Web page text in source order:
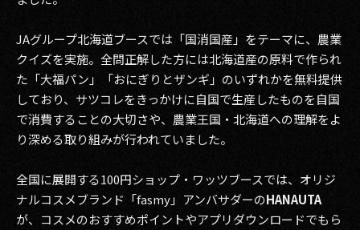
JAグループ北海道ブースでは「国消国産」をテーマに、農業
クイズを実施。全問正解した方には北海道産の原料で作られ
た「大福パン」「おにぎりとザンギ」のいずれかを無料提供
しており、サツコレをきっかけに自国で生産したものを自国
で消費することの大切さや、農業王国・北海道への理解をよ
り深める取り組みが行われていました。
全国に展開する100円ショップ・ワッツブースでは、オリジ
ナルコスメブランド「fasmy」アンバサダーのHANAUTA
が、コスメのおすすめポイントやアプリダウンロードでもら